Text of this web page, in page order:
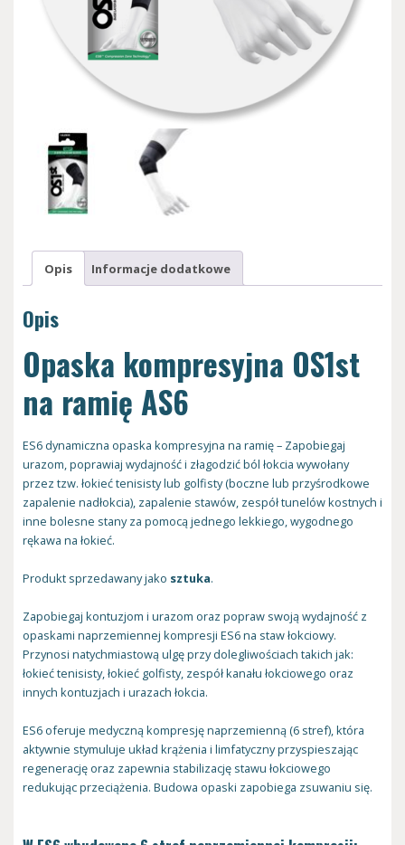
Opis Informacje dodatkowe
Opis
Opaska kompresyjna OS1st
na ramię AS6
ES6 dynamiczna opaska kompresyjna na ramię – Zapobiegaj
urazom, poprawiaj wydajność i złagodzić ból łokcia wywołany
przez tzw. łokieć tenisisty lub golfisty (boczne lub przyśrodkowe
zapalenie nadłokcia), zapalenie stawów, zespół tunelów kostnych i
inne bolesne stany za pomocą jednego lekkiego, wygodnego
rękawa na łokieć.
Produkt sprzedawany jako sztuka.
Zapobiegaj kontuzjom i urazom oraz popraw swoją wydajność z
opaskami naprzemiennej kompresji ES6 na staw łokciowy.
Przynosi natychmiastową ulgę przy dolegliwościach takich jak:
łokieć tenisisty, łokieć golfisty, zespół kanału łokciowego oraz
innych kontuzjach i urazach łokcia.
ES6 oferuje medyczną kompresję naprzemienną (6 stref), która
aktywnie stymuluje układ krążenia i limfatyczny przyspieszając
regenerację oraz zapewnia stabilizację stawu łokciowego
redukując przeciążenia. Budowa opaski zapobiega zsuwaniu się.